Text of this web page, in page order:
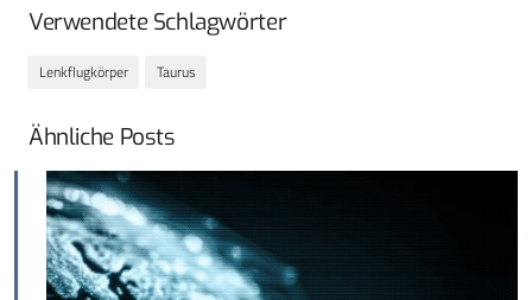
Verwendete Schlagwörter
Lenkflugkörper Taurus
Ähnliche Posts